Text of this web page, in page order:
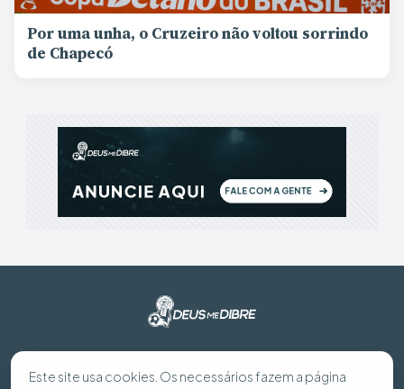
Por uma unha, o Cruzeiro não voltou sorrindo
de Chapecó
Este site usa cookies. Os necessários fazem a página